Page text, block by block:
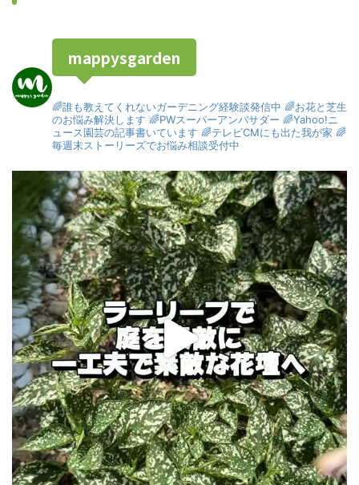
mappysgarden
🌈誰も教えてくれないガーデニング経験談発信中 🌈お花と芝生
のお悩み解決します 🌈PWスーパーアンバサダー 🌈Yahoo!ニ
ュース園芸の記事書いています 🌈テレビCMにも出た我が家 🌈
毎週末ストーリーズでお悩み相談受付中